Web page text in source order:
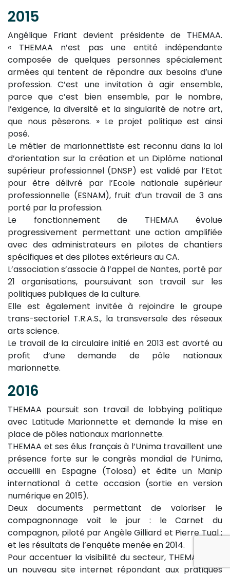
2015
Angélique Friant devient présidente de THEMAA.
« THEMAA n’est pas une entité indépendante
composée de quelques personnes spécialement
armées qui tentent de répondre aux besoins d’une
profession. C’est une invitation à agir ensemble,
parce que c’est bien ensemble, par le nombre,
l’exigence, la diversité et la singularité de notre art,
que nous pèserons. » Le projet politique est ainsi
posé.
Le métier de marionnettiste est reconnu dans la loi
d’orientation sur la création et un Diplôme national
supérieur professionnel (DNSP) est validé par l’Etat
pour être délivré par l’Ecole nationale supérieur
professionnelle (ESNAM), fruit d’un travail de 3 ans
porté par la profession.
Le fonctionnement de THEMAA évolue
progressivement permettant une action amplifiée
avec des administrateurs en pilotes de chantiers
spécifiques et des pilotes extérieurs au CA.
L’association s’associe à l’appel de Nantes, porté par
21 organisations, poursuivant son travail sur les
politiques publiques de la culture.
Elle est également invitée à rejoindre le groupe
trans-sectoriel T.R.A.S., la transversale des réseaux
arts science.
Le travail de la circulaire initié en 2013 est avorté au
profit d’une demande de pôle nationaux
marionnette.
2016
THEMAA poursuit son travail de lobbying politique
avec Latitude Marionnette et demande la mise en
place de pôles nationaux marionnette.
THEMAA et ses élus français à l’Unima travaillent une
présence forte sur le congrès mondial de l’Unima,
accueilli en Espagne (Tolosa) et édite un Manip
international à cette occasion (sortie en version
numérique en 2015).
Deux documents permettant de valoriser le
compagnonnage voit le jour : le Carnet du
compagnon, piloté par Angèle Gilliard et Pierre Tual ;
et les résultats de l’enquête menée en 2014.
Pour accentuer la visibilité du secteur, THEMAA sort
un nouveau site internet répondant aux pratiques